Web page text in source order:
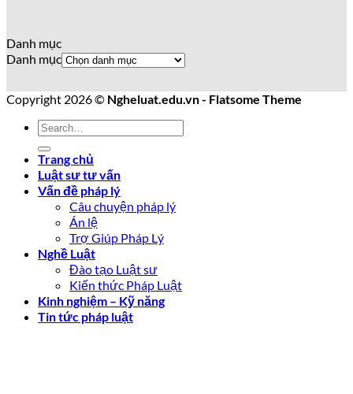
Danh mục
Danh mục
Copyright 2026 © Ngheluat.edu.vn - Flatsome Theme
Trang chủ
Luật sư tư vấn
Vấn đề pháp lý
Câu chuyện pháp lý
Án lệ
Trợ Giúp Pháp Lý
Nghề Luật
Đào tạo Luật sư
Kiến thức Pháp Luật
Kinh nghiệm – Kỹ năng
Tin tức pháp luật